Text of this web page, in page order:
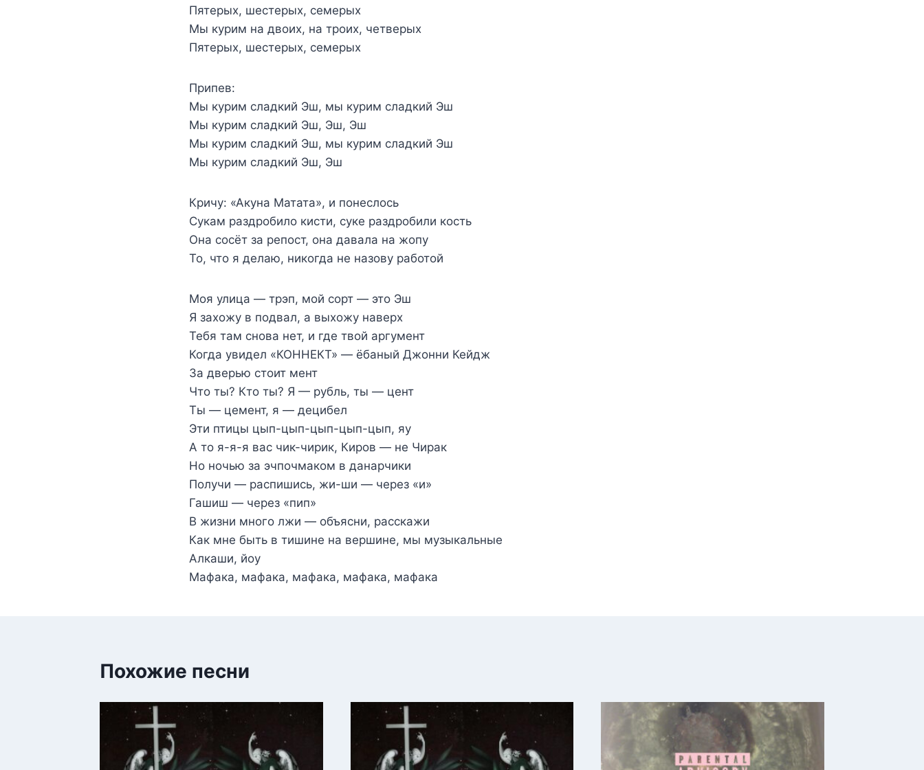
Пятерых, шестерых, семерых
Мы курим на двоих, на троих, четверых
Пятерых, шестерых, семерых
Припев:
Мы курим сладкий Эш, мы курим сладкий Эш
Мы курим сладкий Эш, Эш, Эш
Мы курим сладкий Эш, мы курим сладкий Эш
Мы курим сладкий Эш, Эш
Кричу: «Акуна Матата», и понеслось
Сукам раздробило кисти, суке раздробили кость
Она сосёт за репост, она давала на жопу
То, что я делаю, никогда не назову работой
Моя улица — трэп, мой сорт — это Эш
Я захожу в подвал, а выхожу наверх
Тебя там снова нет, и где твой аргумент
Когда увидел «КОННЕКТ» — ёбаный Джонни Кейдж
За дверью стоит мент
Что ты? Кто ты? Я — рубль, ты — цент
Ты — цемент, я — децибел
Эти птицы цып-цып-цып-цып-цып, яу
А то я-я-я вас чик-чирик, Киров — не Чирак
Но ночью за эчпочмаком в данарчики
Получи — распишись, жи-ши — через «и»
Гашиш — через «пип»
В жизни много лжи — объясни, расскажи
Как мне быть в тишине на вершине, мы музыкальные
Алкаши, йоу
Мафака, мафака, мафака, мафака, мафака
Похожие песни